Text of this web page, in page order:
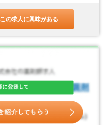
この求人に興味がある